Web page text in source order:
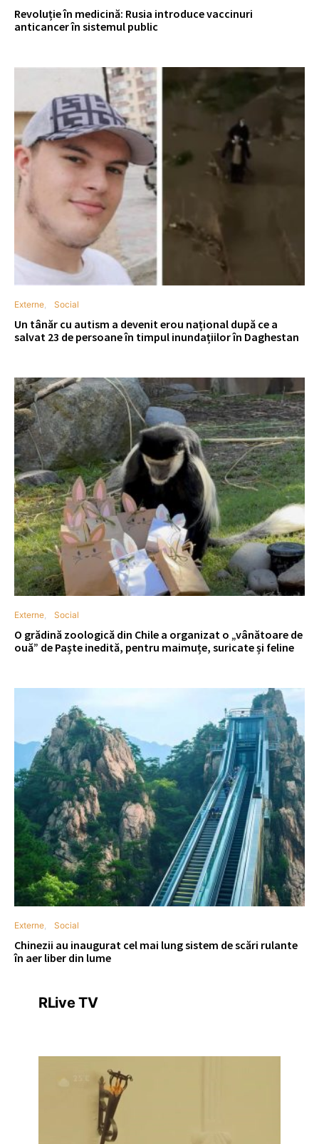
Revoluție în medicină: Rusia introduce vaccinuri
anticancer în sistemul public
Externe Social
Un tânăr cu autism a devenit erou național după ce a
salvat 23 de persoane în timpul inundațiilor în Daghestan
Externe Social
O grădină zoologică din Chile a organizat o „vânătoare de
ouă” de Paște inedită, pentru maimuțe, suricate și feline
Externe Social
Chinezii au inaugurat cel mai lung sistem de scări rulante
în aer liber din lume
RLive TV